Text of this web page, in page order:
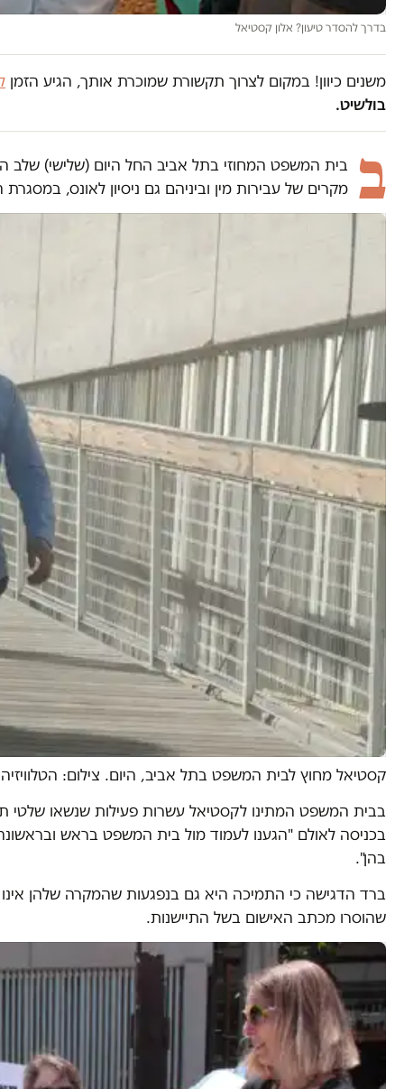
בדרך להסדר טיעון? אלון קסטיאל
משנים כיוון! במקום לצרוך תקשורת שמוכרת אותך, הגיע הזמן
בולשיט.
ב בית המשפט המחוזי בתל אביב החל היום (שלישי) שלב
מקרים של עבירות מין וביניהם גם ניסיון לאונס,
קסטיאל מחוץ לבית המשפט בתל אביב, היום. צילום:
בבית המשפט המתינו לקסטיאל עשרות פעילות שנשאו שלטי
בכניסה לאולם "הגענו לעמוד מול בית המשפט בראש
בהן".
ברד הדגישה כי התמיכה היא גם בנפגעות שהמקרה שלהן
שהוסרו מכתב האישום בשל התיישנות.